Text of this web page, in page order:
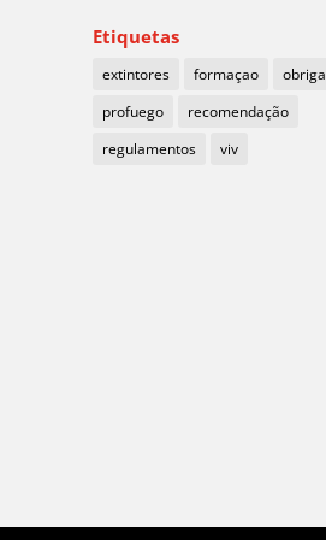
Etiquetas
extintores formaçao
profuego
recomendação
regulamentos
viv